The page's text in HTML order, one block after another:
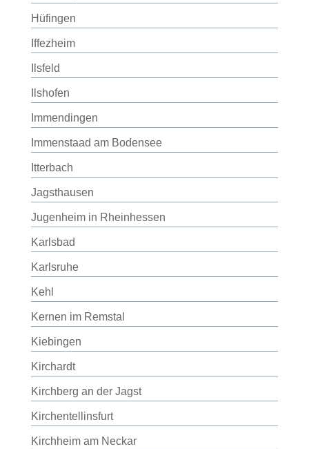
Hüfingen
Iffezheim
Ilsfeld
Ilshofen
Immendingen
Immenstaad am Bodensee
Itterbach
Jagsthausen
Jugenheim in Rheinhessen
Karlsbad
Karlsruhe
Kehl
Kernen im Remstal
Kiebingen
Kirchardt
Kirchberg an der Jagst
Kirchentellinsfurt
Kirchheim am Neckar